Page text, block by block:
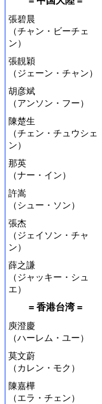
張碧晨
（チャン・ビーチェ
ン）
張靚穎
（ジェーン・チャン）
胡彦斌
（アンソン・フー）
陳楚生
（チェン・チュウシェ
ン）
那英
（ナー・イン）
許嵩
（シュー・ソン）
張杰
（ジェイソン・チャ
ン）
薛之謙
（ジャッキー・シュ
エ）
= 香港台湾 =
庾澄慶
（ハーレム・ユー）
莫文蔚
（カレン・モク）
陳嘉樺
（エラ・チェン）